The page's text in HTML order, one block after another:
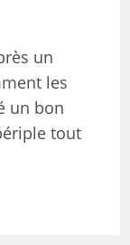
un
les
un bon
tout